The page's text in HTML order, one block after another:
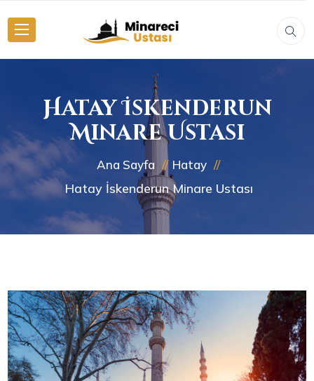
Hatay İskenderun
Minare Ustası
Ana Sayfa Hatay
Hatay İskenderun Minare Ustası